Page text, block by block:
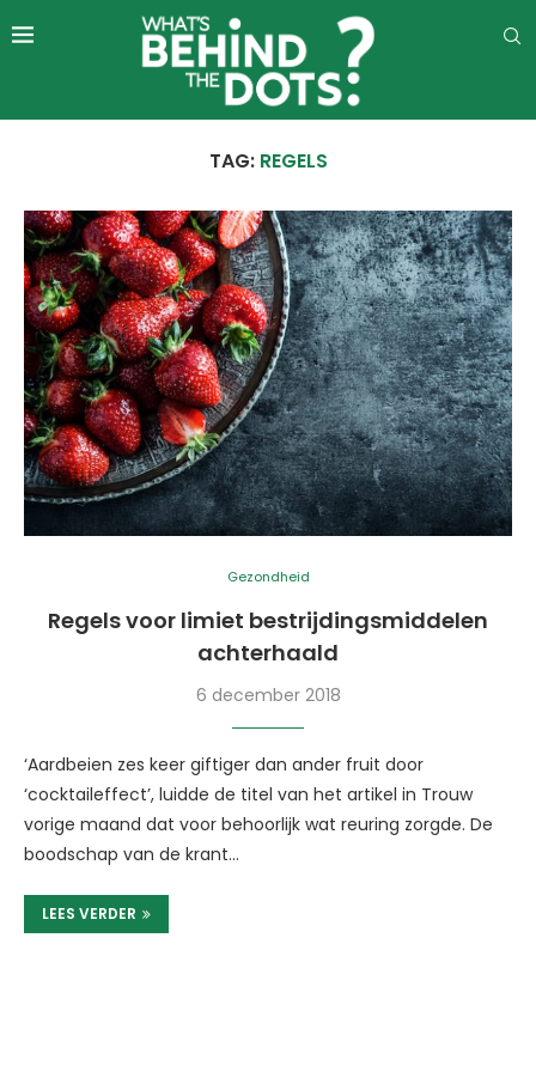
TAG: REGELS
Gezondheid
Regels voor limiet bestrijdingsmiddelen
achterhaald
6 december 2018
‘Aardbeien zes keer giftiger dan ander fruit door
‘cocktaileffect’, luidde de titel van het artikel in Trouw
vorige maand dat voor behoorlijk wat reuring zorgde. De
boodschap van de krant…
LEES VERDER